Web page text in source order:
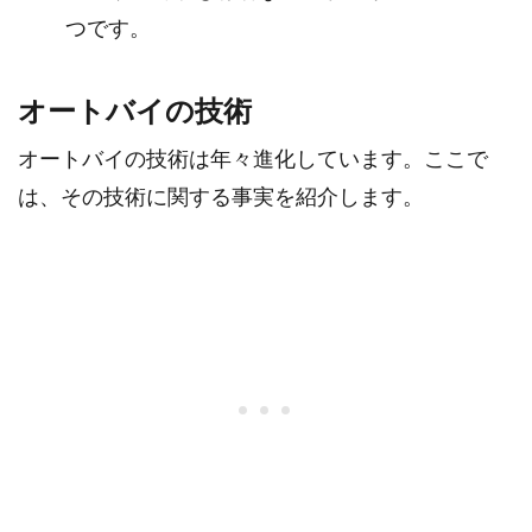
つです。
オートバイの技術
オートバイの技術は年々進化しています。ここで
は、その技術に関する事実を紹介します。